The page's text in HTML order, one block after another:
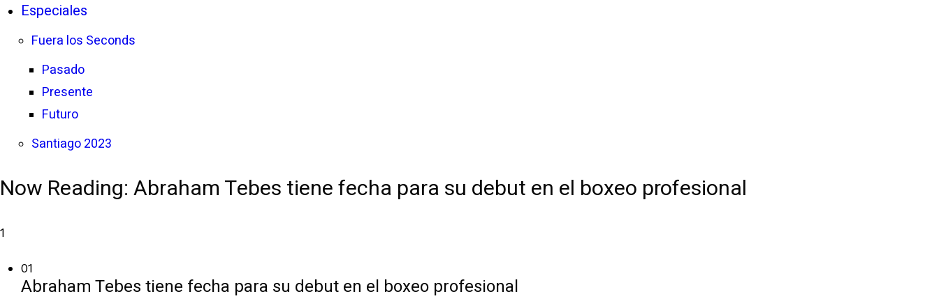
Especiales
Fuera los Seconds
Pasado
Presente
Futuro
Santiago 2023
Now Reading: Abraham Tebes tiene fecha para su debut en el boxeo profesional
1
01
Abraham Tebes tiene fecha para su debut en el boxeo profesional